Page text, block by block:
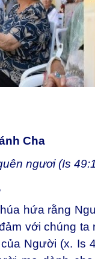
Cha
ngươi (Is
hứa rằng
với chúng
Người (x. Is